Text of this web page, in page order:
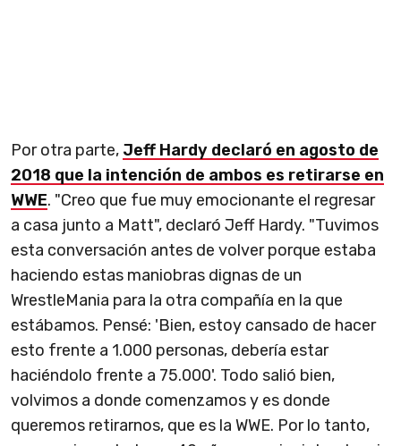
Por otra parte, Jeff Hardy declaró en agosto de
2018 que la intención de ambos es retirarse en
WWE. "Creo que fue muy emocionante el regresar
a casa junto a Matt", declaró Jeff Hardy. "Tuvimos
esta conversación antes de volver porque estaba
haciendo estas maniobras dignas de un
WrestleMania para la otra compañía en la que
estábamos. Pensé: 'Bien, estoy cansado de hacer
esto frente a 1.000 personas, debería estar
haciéndolo frente a 75.000'. Todo salió bien,
volvimos a donde comenzamos y es donde
queremos retirarnos, que es la WWE. Por lo tanto,